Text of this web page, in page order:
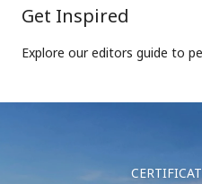
Get Inspired
Explore our editors guide to